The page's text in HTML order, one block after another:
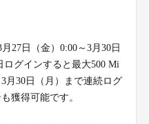
月27日（金）0:00～3月30日
ログインすると最大500 Mi
月30日（月）まで連続ログ
獲得可能です。